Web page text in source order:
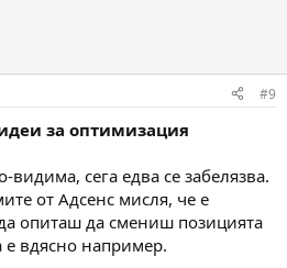
#9
за оптимизация
сега едва се забелязва.
от Адсенс мисля, че е
опиташ да смениш позицията
е вдясно например.